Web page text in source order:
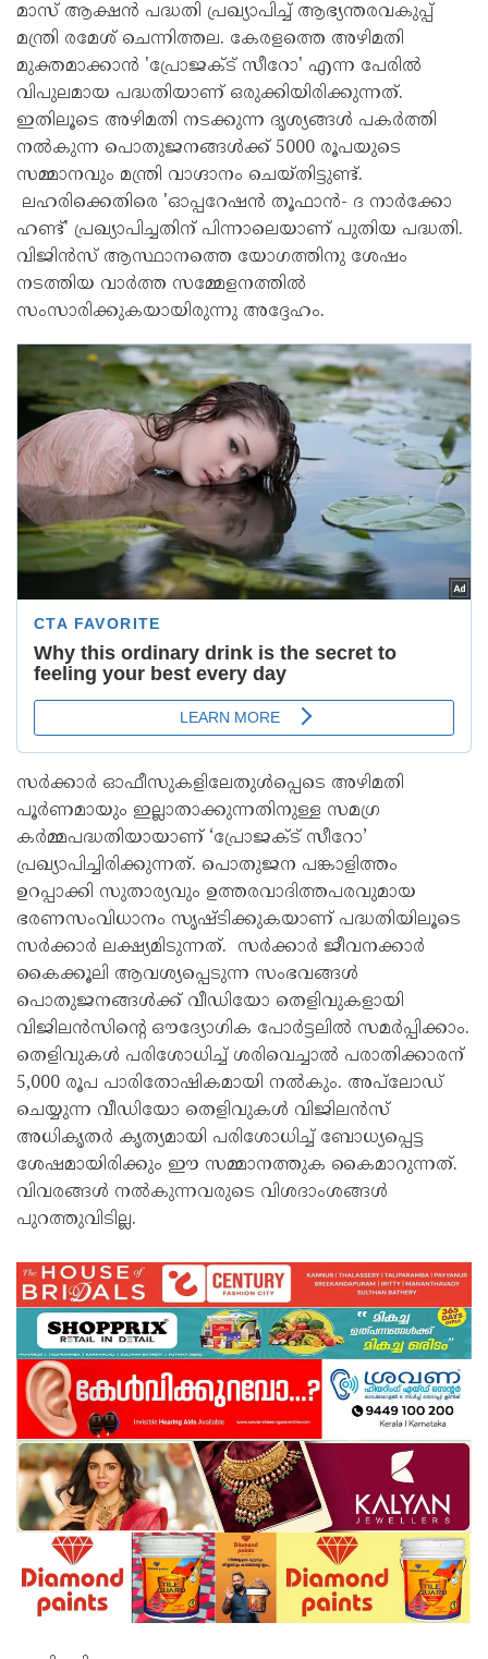
മാസ് ആക്ഷൻ പദ്ധതി പ്രഖ്യാപിച്ച് ആഭ്യന്തരവകുപ്പ്
മന്ത്രി രമേശ് ചെന്നിത്തല. കേരളത്തെ അഴിമതി
മുക്തമാക്കാൻ 'പ്രോജക്‌ട്‌ സീറോ' എന്ന പേരിൽ
വിപുലമായ പദ്ധതിയാണ് ഒരുക്കിയിരിക്കുന്നത്.
ഇതിലൂടെ അഴിമതി നടക്കുന്ന ദൃശ്യങ്ങൾ പകർത്തി
നൽകുന്ന പൊതുജനങ്ങൾക്ക് 5000 രൂപയുടെ
സമ്മാനവും മന്ത്രി വാഗ്ദാനം ചെയ്തിട്ടുണ്ട്.
ലഹരിക്കെതിരെ 'ഓപ്പറേഷൻ തൂഫാൻ- ദ നാർക്കോ
ഹണ്ട്‌' പ്രഖ്യാപിച്ചതിന് പിന്നാലെയാണ് പുതിയ പദ്ധതി.
വിജിൻസ്‌ ആസ്ഥാനത്തെ യോഗത്തിനു ശേഷം
നടത്തിയ വാർത്ത സമ്മേളനത്തിൽ
സംസാരിക്കുകയായിരുന്നു അദ്ദേഹം.
സർക്കാർ ഓഫീസുകളിലേതുൾപ്പെടെ അഴിമതി
പൂർണമായും ഇല്ലാതാക്കുന്നതിനുള്ള സമഗ്ര
കർമ്മപദ്ധതിയായാണ് ‘പ്രോജക്‌ട്‌ സീറോ’
പ്രഖ്യാപിച്ചിരിക്കുന്നത്. പൊതുജന പങ്കാളിത്തം
ഉറപ്പാക്കി സുതാര്യവും ഉത്തരവാദിത്തപരവുമായ
ഭരണസംവിധാനം സൃഷ്ടിക്കുകയാണ് പദ്ധതിയിലൂടെ
സർക്കാർ ലക്ഷ്യമിടുന്നത്‌. സർക്കാർ ജീവനക്കാർ
കൈക്കൂലി ആവശ്യപ്പെടുന്ന സംഭവങ്ങൾ
പൊതുജനങ്ങൾക്ക് വീഡിയോ തെളിവുകളായി
വിജിലൻസിന്റെ ഔദ്യോഗിക പോർട്ടലിൽ സമർപ്പിക്കാം.
തെളിവുകൾ പരിശോധിച്ച് ശരിവെച്ചാൽ പരാതിക്കാരന്
5,000 രൂപ പാരിതോഷികമായി നൽകും. അപ്‌ലോഡ്
ചെയ്യുന്ന വീഡിയോ തെളിവുകൾ വിജിലൻസ്
അധികൃതർ കൃത്യമായി പരിശോധിച്ച് ബോധ്യപ്പെട്ട
ശേഷമായിരിക്കും ഈ സമ്മാനത്തുക കൈമാറുന്നത്.
വിവരങ്ങൾ നൽകുന്നവരുടെ വിശദാംശങ്ങൾ
പുറത്തുവിടില്ല.